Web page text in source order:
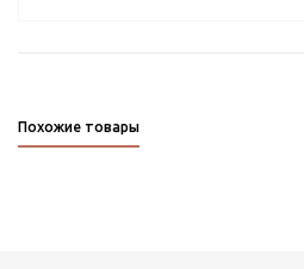
Похожие товары